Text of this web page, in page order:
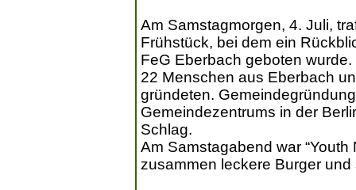
Am Samstagmorgen, 4. Juli,
Frühstück, bei dem ein
FeG Eberbach geboten
22 Menschen aus Eberbach
gründeten.
Gemeindezentrums in der
Schlag.
Am Samstagabend war
zusammen leckere Burger